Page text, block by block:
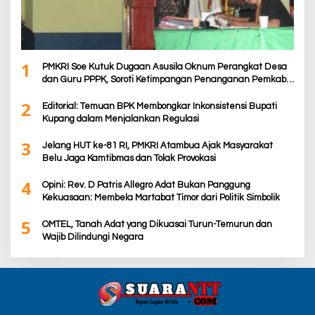
1
PMKRI Soe Kutuk Dugaan Asusila Oknum Perangkat Desa
dan Guru PPPK, Soroti Ketimpangan Penanganan Pemkab
2
Editorial: Temuan BPK Membongkar Inkonsistensi Bupati
Kupang dalam Menjalankan Regulasi
3
Jelang HUT ke-81 RI, PMKRI Atambua Ajak Masyarakat
Belu Jaga Kamtibmas dan Tolak Provokasi
4
Opini: Rev. D Patris Allegro Adat Bukan Panggung
Kekuasaan: Membela Martabat Timor dari Politik Simbolik
5
OMTEL, Tanah Adat yang Dikuasai Turun-Temurun dan
Wajib Dilindungi Negara